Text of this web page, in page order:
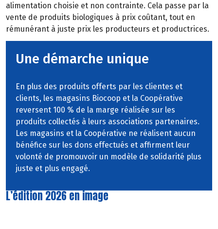
alimentation choisie et non contrainte. Cela passe par la
vente de produits biologiques à prix coûtant, tout en
rémunérant à juste prix les producteurs et productrices.
Une démarche unique
En plus des produits offerts par les clientes et
clients, les magasins Biocoop et la Coopérative
reversent 100 % de la marge réalisée sur les
produits collectés à leurs associations partenaires.
Les magasins et la Coopérative ne réalisent aucun
bénéfice sur les dons effectués et affirment leur
volonté de promouvoir un modèle de solidarité plus
juste et plus engagé.
L’édition 2026 en image